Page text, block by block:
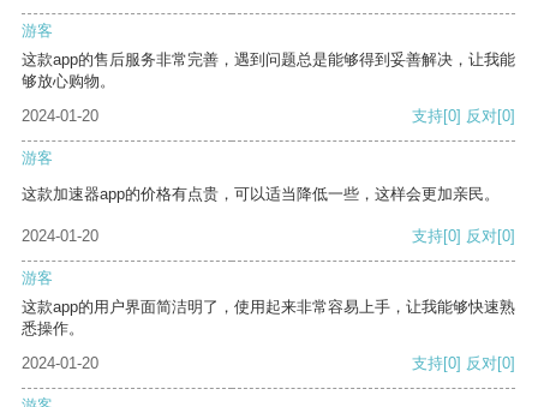
游客
这款app的售后服务非常完善，遇到问题总是能够得到妥善解决，让我能
够放心购物。
2024-01-20
支持[0] 反对[0]
游客
这款加速器app的价格有点贵，可以适当降低一些，这样会更加亲民。
2024-01-20 支持[0] 反对[0]
游客
这款app的用户界面简洁明了，使用起来非常容易上手，让我能够快速熟
悉操作。
2024-01-20
支持[0] 反对[0]